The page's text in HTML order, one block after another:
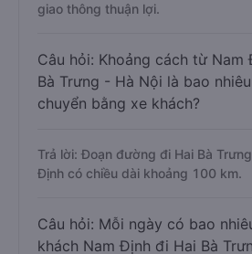
giao thông thuận lợi.
Câu hỏi: Khoảng cách từ Nam
Bà Trưng - Hà Nội là bao
chuyển bằng xe khách?
Trả lời: Đoạn đường đi Hai Bà
Định có chiều dài khoảng 100 km.
Câu hỏi: Mỗi ngày có bao
khách Nam Định đi Hai Bà